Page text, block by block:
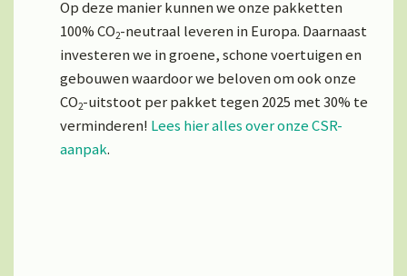
Op deze manier kunnen we onze pakketten
100% CO2-neutraal leveren in Europa. Daarnaast
investeren we in groene, schone voertuigen en
gebouwen waardoor we beloven om ook onze
CO2-uitstoot per pakket tegen 2025 met 30% te
verminderen! Lees hier alles over onze CSR-
aanpak.